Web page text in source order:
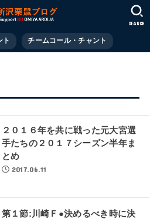
ト チームコール・チャント
SEARCH
２０１６年を共に戦った元大宮選
手たちの２０１７シーズン半年ま
とめ
2017.06.11
第１節:川崎Ｆ●決めるべき時に決